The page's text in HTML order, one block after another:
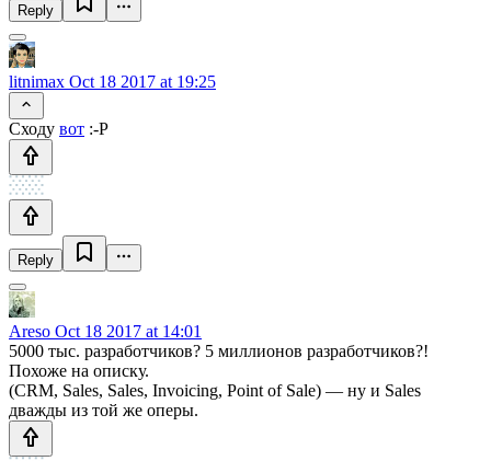
Reply
litnimax Oct 18 2017 at 19:25
Сходу вот :-P
Reply
Areso Oct 18 2017 at 14:01
5000 тыс. разработчиков? 5 миллионов разработчиков?!
Похоже на описку.
(CRM, Sales, Sales, Invoicing, Point of Sale) — ну и Sales
дважды из той же оперы.